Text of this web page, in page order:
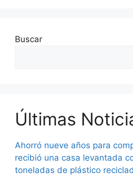
Buscar
Últimas
Ahorró nueve años para
recibió una casa levantada
toneladas de plástico